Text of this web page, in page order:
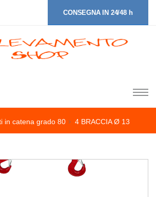
CONSEGNA IN 24/48 h
in catena grado 80 4 BRACCIA Ø 13